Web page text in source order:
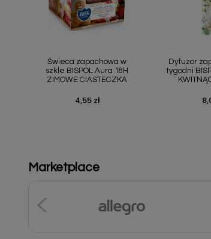
Świeca zapachowa w
szkle BISPOL Aura 18H
ZIMOWE CIASTECZKA
Cena
4,55 zł
Dyfuzor
tygodni
Marketplace